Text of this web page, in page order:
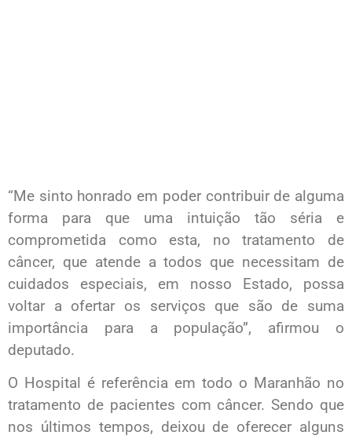
“Me sinto honrado em poder contribuir de alguma
forma para que uma intuição tão séria e
comprometida como esta, no tratamento de
câncer, que atende a todos que necessitam de
cuidados especiais, em nosso Estado, possa
voltar a ofertar os serviços que são de suma
importância para a população”, afirmou o
deputado.
O Hospital é referência em todo o Maranhão no
tratamento de pacientes com câncer. Sendo que
nos últimos tempos, deixou de oferecer alguns